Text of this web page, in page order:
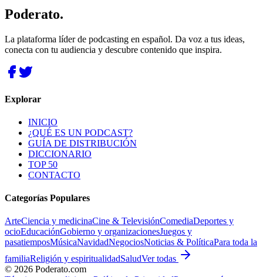
Poderato.
La plataforma líder de podcasting en español. Da voz a tus ideas,
conecta con tu audiencia y descubre contenido que inspira.
Explorar
INICIO
¿QUÉ ES UN PODCAST?
GUÍA DE DISTRIBUCIÓN
DICCIONARIO
TOP 50
CONTACTO
Categorías Populares
ArteCiencia y medicinaCine & TelevisiónComediaDeportes y
ocioEducaciónGobierno y organizacionesJuegos y
pasatiemposMúsicaNavidadNegociosNoticias & PolíticaPara toda la
familiaReligión y espiritualidadSaludVer todas
© 2026 Poderato.com